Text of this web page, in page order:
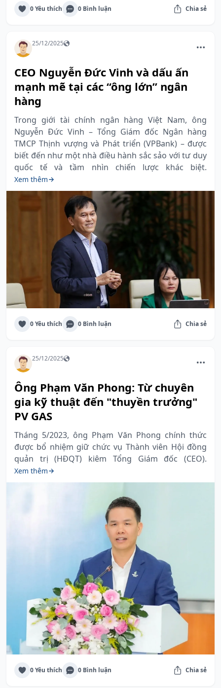
0 Yêu thích 0 Bình luận Chia sẻ
25/12/2025
CEO Nguyễn Đức Vinh và dấu ấn
mạnh mẽ tại các “ông lớn” ngân
hàng
Trong giới tài chính ngân hàng Việt Nam, ông
Nguyễn Đức Vinh – Tổng Giám đốc Ngân hàng
TMCP Thịnh vượng và Phát triển (VPBank) – được
biết đến như một nhà điều hành sắc sảo với tư duy
quốc tế và tầm nhìn chiến lược khác biệt.
Xem thêm
0 Yêu thích 0 Bình luận Chia sẻ
25/12/2025
Ông Phạm Văn Phong: Từ chuyên
gia kỹ thuật đến "thuyền trưởng"
PV GAS
Tháng 5/2023, ông Phạm Văn Phong chính thức
được bổ nhiệm giữ chức vụ Thành viên Hội đồng
quản trị (HĐQT) kiêm Tổng Giám đốc (CEO).
Xem thêm
0 Yêu thích 0 Bình luận Chia sẻ